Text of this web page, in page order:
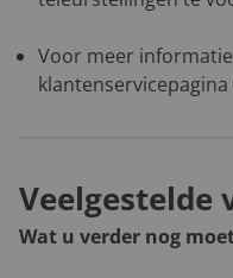
Voor meer
klantenservicepagina
Veelgestelde
Wat u verder nog